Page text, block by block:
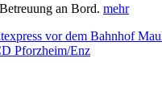
an Bord. mehr
Pforzheim/Enz